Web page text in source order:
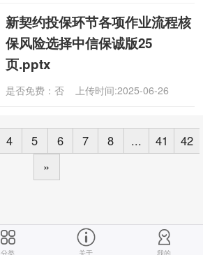
新契约投保环节各项作业流程核
保风险选择中信保诚版25
页.pptx
是否免费：否 上传时间:2025-06-26
4 5 6 7 8 ... 41
42
»
分类 关于 我的